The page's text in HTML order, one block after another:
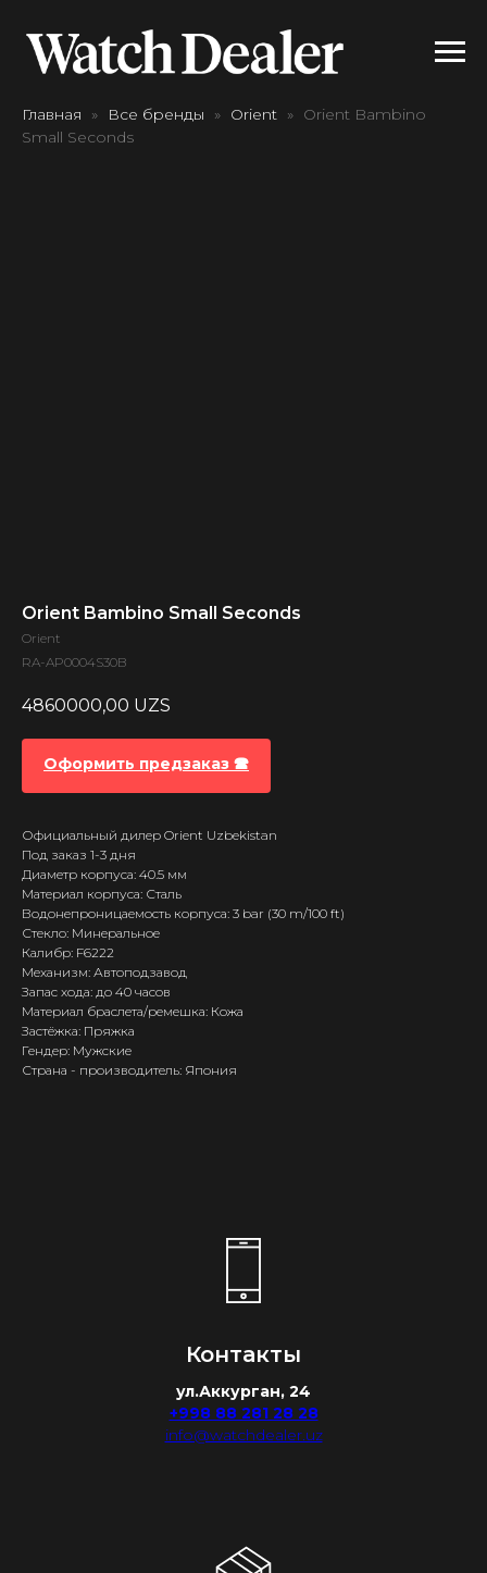
Главная Все бренды Orient
Orient Bambino
Small Seconds
Orient Bambino Small Seconds
Orient
RA-AP0004S30B
4860000,00 UZS
Оформить предзаказ 🕿
Официальный дилер Orient Uzbekistan
Под заказ 1-3 дня
Диаметр корпуса: 40.5 мм
Материал корпуса: Сталь
Водонепроницаемость корпуса: 3 bar (30 m/100 ft)
Стекло: Минеральное
Калибр: F6222
Механизм: Автоподзавод
Запас хода: до 40 часов
Материал браслета/ремешка: Кожа
Застёжка: Пряжка
Гендер: Мужские
Страна - производитель: Япония
Контакты
ул.Аккурган, 24
+998 88 281 28 28
info@watchdealer.uz